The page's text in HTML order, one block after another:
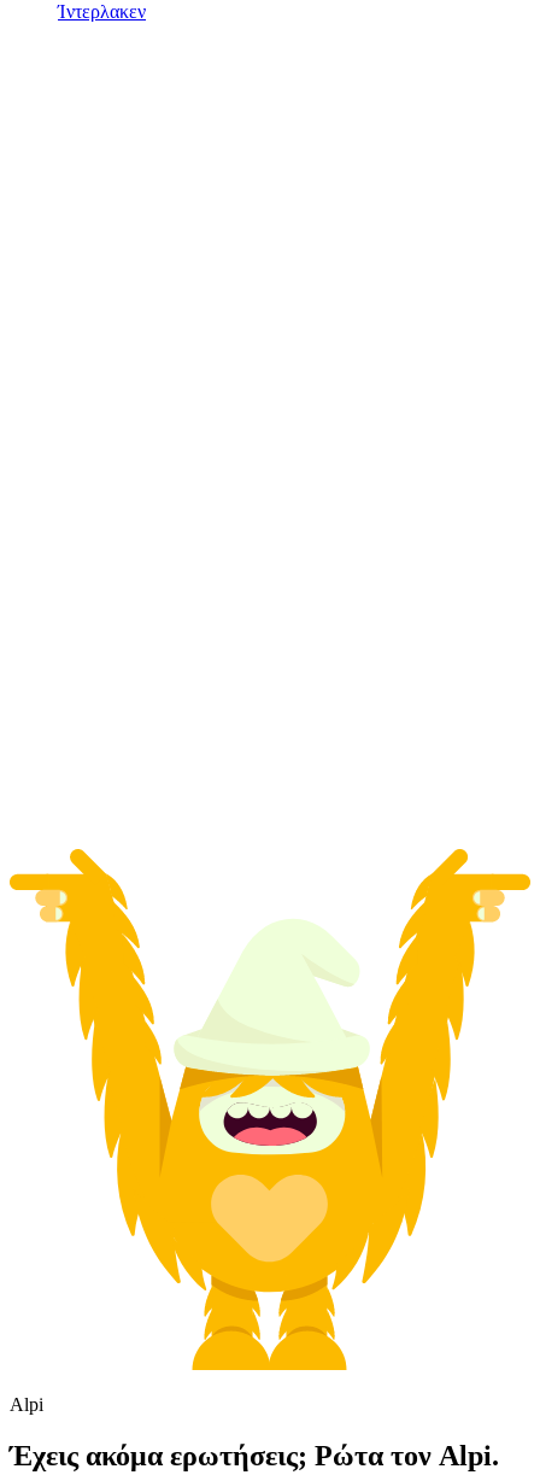
Ίντερλακεν
Alpi
Έχεις ακόμα ερωτήσεις; Ρώτα τον Alpi.